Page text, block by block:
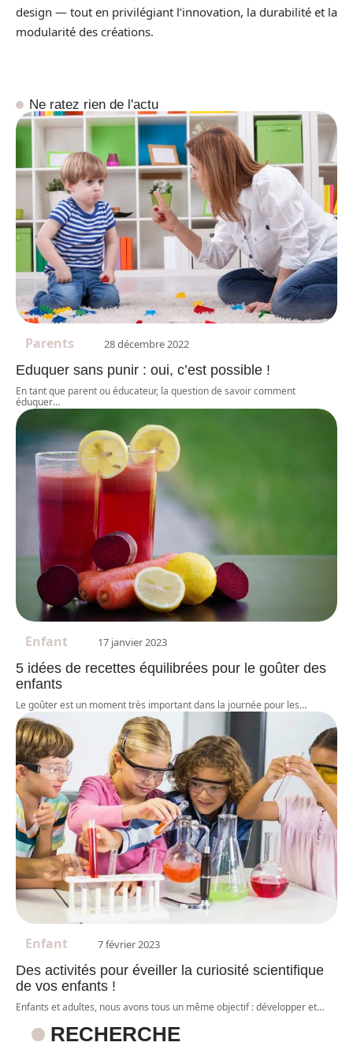
design — tout en privilégiant l’innovation, la durabilité et la
modularité des créations.
Ne ratez rien de l'actu
Parents 28 décembre 2022
Eduquer sans punir : oui, c’est possible !
En tant que parent ou éducateur, la question de savoir comment
éduquer…
Enfant 17 janvier 2023
5 idées de recettes équilibrées pour le goûter des
enfants
Le goûter est un moment très important dans la journée pour les…
Enfant 7 février 2023
Des activités pour éveiller la curiosité scientifique
de vos enfants !
Enfants et adultes, nous avons tous un même objectif : développer et…
RECHERCHE